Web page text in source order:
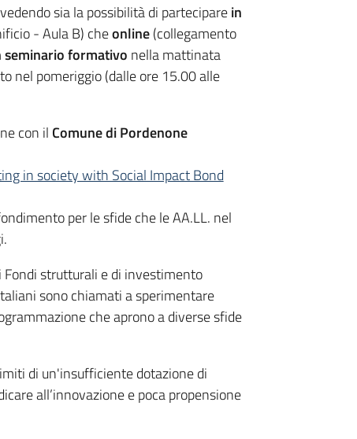
sia la possibilità di parteciparein
- Aula B) cheonline(collegamento
seminario formativo nella mattinata
nel pomeriggio (dalle ore 15.00 alle
con il Comune di Pordenone
in society with Social Impact Bond
per le sfide che le AA.LL. nel
Fondi strutturali e di investimento
sono chiamati a sperimentare
che aprono a diverse sfide
di un'insufficiente dotazione di
all’innovazione e poca propensione